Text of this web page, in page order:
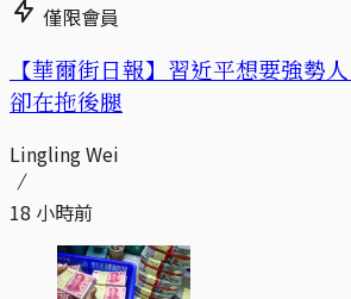
僅限會員
【華爾街日報】習近平想要強勢
卻在拖後腿
Lingling Wei
18 小時前